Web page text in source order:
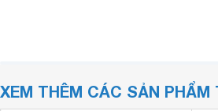
XEM THÊM CÁC SẢN